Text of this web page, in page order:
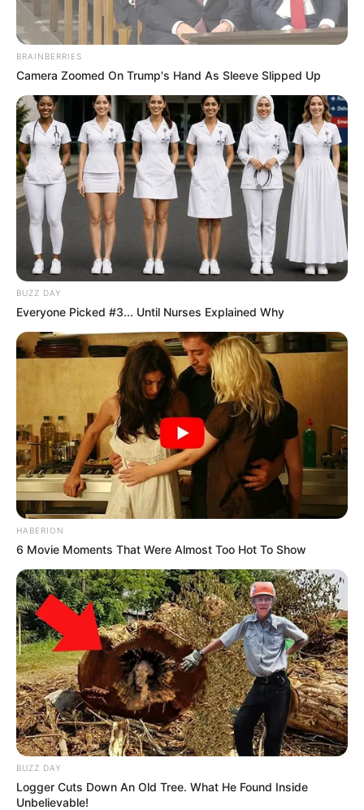
BRAINBERRIES
Camera Zoomed On Trump's Hand As Sleeve Slipped Up
BUZZ DAY
Everyone Picked #3... Until Nurses Explained Why
HABERION
6 Movie Moments That Were Almost Too Hot To Show
BUZZ DAY
Logger Cuts Down An Old Tree. What He Found Inside
Unbelievable!